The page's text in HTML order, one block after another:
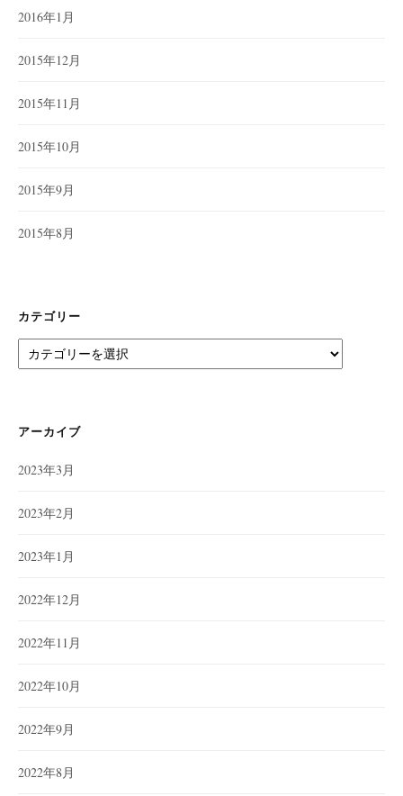
2016年1月
2015年12月
2015年11月
2015年10月
2015年9月
2015年8月
カテゴリー
テ
ー
アーカイブ
2023年3月
2023年2月
2023年1月
2022年12月
2022年11月
2022年10月
2022年9月
2022年8月